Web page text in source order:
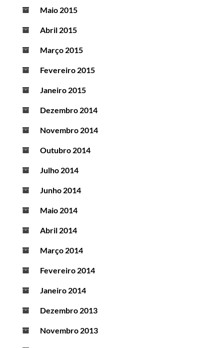
Maio 2015
Abril 2015
Março 2015
Fevereiro 2015
Janeiro 2015
Dezembro 2014
Novembro 2014
Outubro 2014
Julho 2014
Junho 2014
Maio 2014
Abril 2014
Março 2014
Fevereiro 2014
Janeiro 2014
Dezembro 2013
Novembro 2013